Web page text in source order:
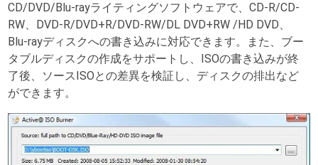
CD/DVD/Blu-rayライティングソフトウェアで、CD-R/CD-
RW、DVD-R/DVD+R/DVD-RW/DL DVD+RW /HD DVD、
Blu-rayディスクへの書き込みに対応できます。また、ブー
タブルディスクの作成をサポートし、ISOの書き込みが終
了後、ソースISOとの差異を検証し、ディスクの排出など
ができます。